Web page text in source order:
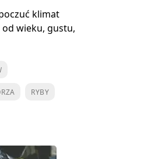
klimat
od wieku, gustu,
RYBY